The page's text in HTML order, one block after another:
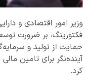
وزیر امور اقتصادی و
فکتورینگ، بر ضرورت
حمایت از تولید و
آینده‌نگر برای تامین
کرد.